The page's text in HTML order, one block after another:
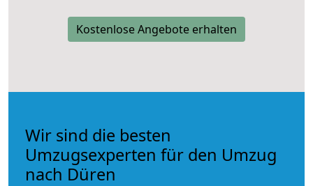
Kostenlose Angebote erhalten
Wir sind die besten
Umzugsexperten für den Umzug
nach Düren